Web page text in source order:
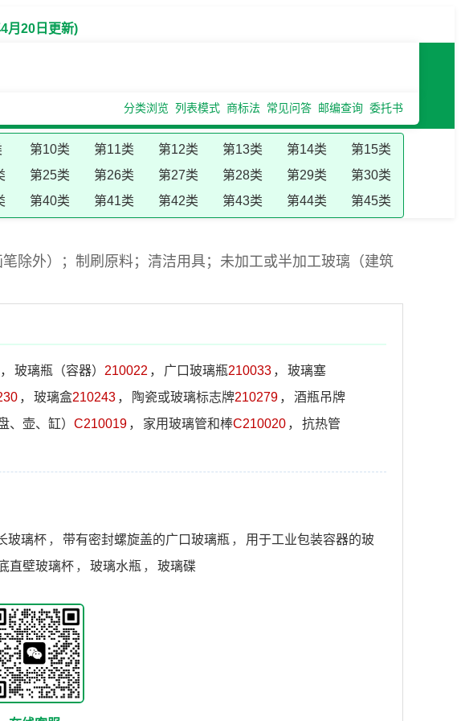
月20日更新)
分类浏览 列表模式 商标法 常见问答 邮编查询 委托书
第10类 第11类 第12类 第13类 第14类
第15类
第25类 第26类 第27类 第28类 第29类
第30类
第40类 第41类 第42类 第43类 第44类 第45类
除外）；制刷原料；清洁用具；未加工或半加工玻璃（建筑
， 玻璃瓶（容器） 210022 ， 广口玻璃瓶210033 ，
玻璃塞
， 玻璃盒210243 ， 陶瓷或玻璃标志牌210279 ，
酒瓶吊牌
、壶、缸） C210019 ， 家用玻璃管和棒C210020 ，
抗热管
玻璃杯 ， 带有密封螺旋盖的广口玻璃瓶 ，
用于工业包装容器的玻
直壁玻璃杯 ， 玻璃水瓶 ， 玻璃碟